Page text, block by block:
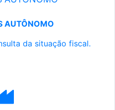
AUTÔNOMO
da situação fiscal.